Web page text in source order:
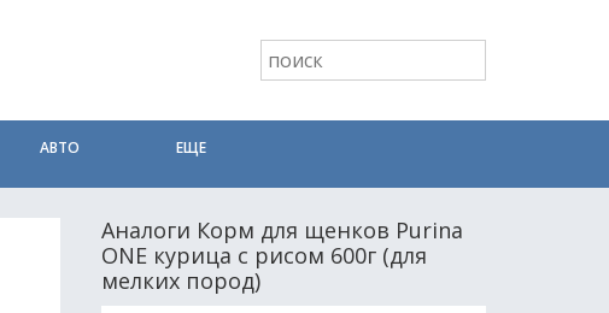
АВТО ЕЩЕ
Аналоги Корм для щенков Purina
ONE курица с рисом 600г (для
мелких пород)